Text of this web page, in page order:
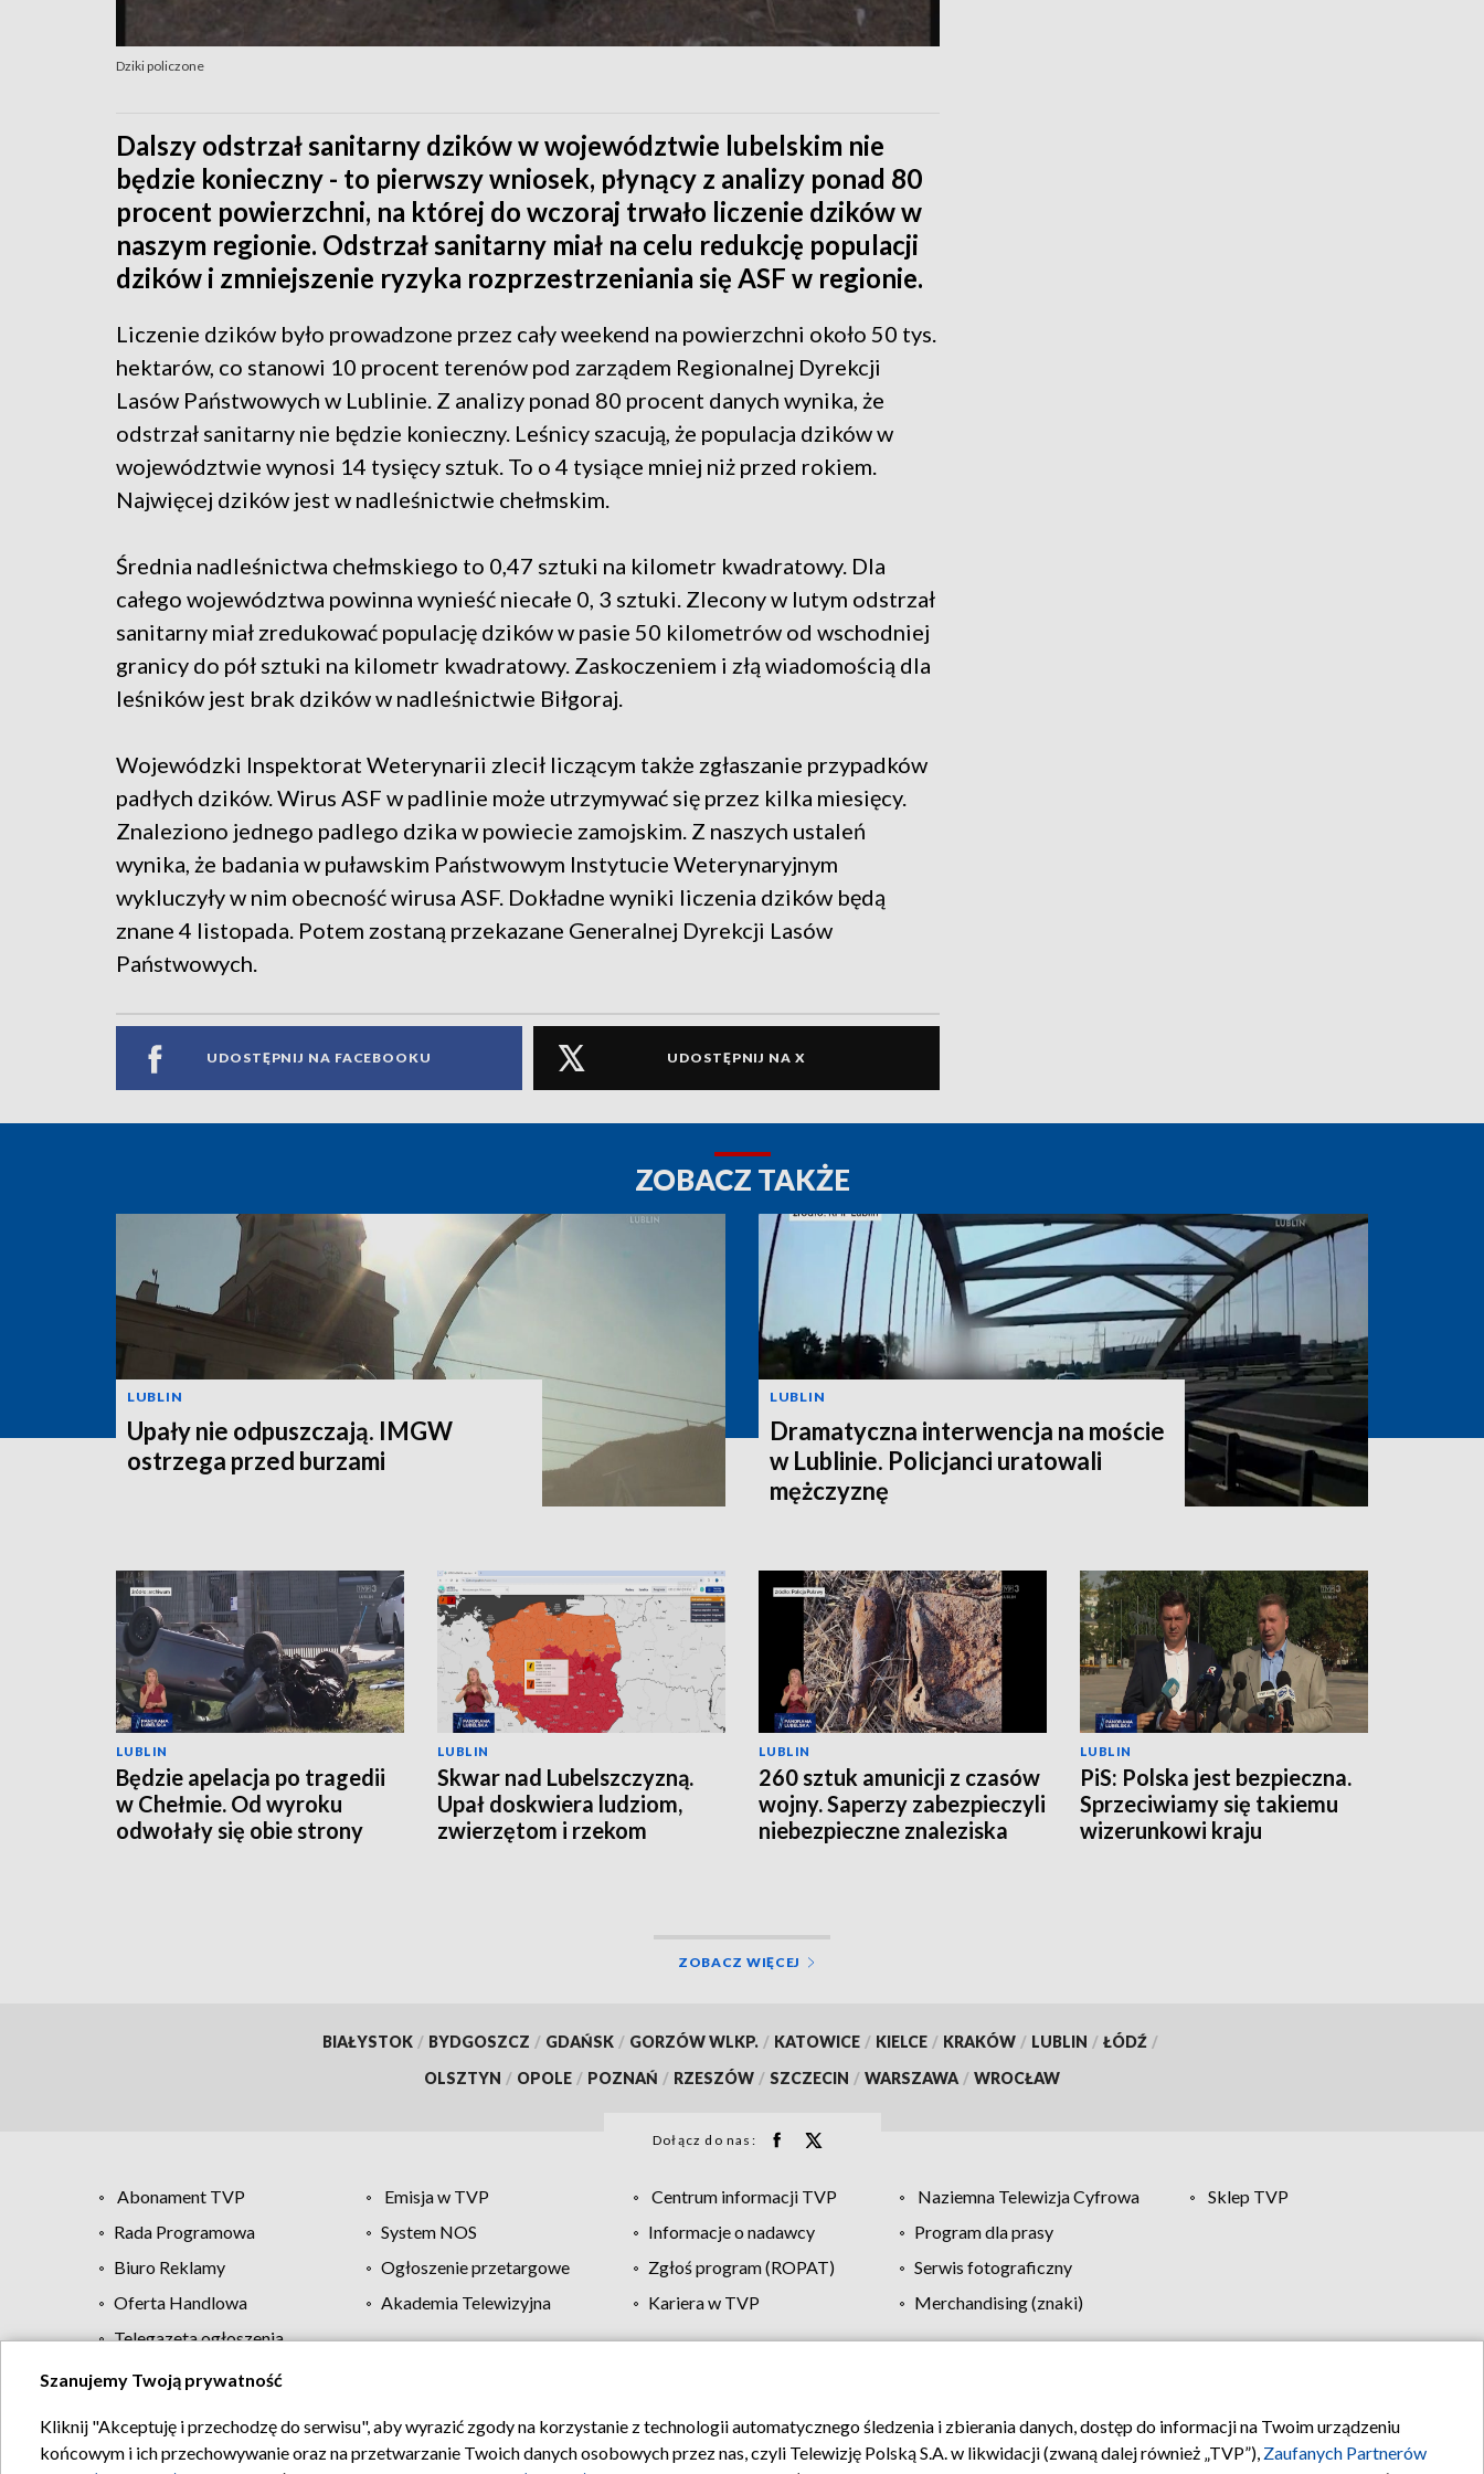
Dziki policzone
Dalszy odstrzał sanitarny dzików w województwie lubelskim nie
będzie konieczny - to pierwszy wniosek, płynący z analizy ponad 80
procent powierzchni, na której do wczoraj trwało liczenie dzików w
naszym regionie. Odstrzał sanitarny miał na celu redukcję populacji
dzików i zmniejszenie ryzyka rozprzestrzeniania się ASF w regionie.
Liczenie dzików było prowadzone przez cały weekend na powierzchni około 50 tys.
hektarów, co stanowi 10 procent terenów pod zarządem Regionalnej Dyrekcji
Lasów Państwowych w Lublinie. Z analizy ponad 80 procent danych wynika, że
odstrzał sanitarny nie będzie konieczny. Leśnicy szacują, że populacja dzików w
województwie wynosi 14 tysięcy sztuk. To o 4 tysiące mniej niż przed rokiem.
Najwięcej dzików jest w nadleśnictwie chełmskim.
Średnia nadleśnictwa chełmskiego to 0,47 sztuki na kilometr kwadratowy. Dla
całego województwa powinna wynieść niecałe 0, 3 sztuki. Zlecony w lutym odstrzał
sanitarny miał zredukować populację dzików w pasie 50 kilometrów od wschodniej
granicy do pół sztuki na kilometr kwadratowy. Zaskoczeniem i złą wiadomością dla
leśników jest brak dzików w nadleśnictwie Biłgoraj.
Wojewódzki Inspektorat Weterynarii zlecił liczącym także zgłaszanie przypadków
padłych dzików. Wirus ASF w padlinie może utrzymywać się przez kilka miesięcy.
Znaleziono jednego padlego dzika w powiecie zamojskim. Z naszych ustaleń
wynika, że badania w puławskim Państwowym Instytucie Weterynaryjnym
wykluczyły w nim obecność wirusa ASF. Dokładne wyniki liczenia dzików będą
znane 4 listopada. Potem zostaną przekazane Generalnej Dyrekcji Lasów
Państwowych.
UDOSTĘPNIJ NA FACEBOOKU UDOSTĘPNIJ NA X
ZOBACZ TAKŻE
LUBLIN
Upały nie odpuszczają. IMGW
ostrzega przed burzami
LUBLIN
Dramatyczna interwencja na moście
w Lublinie. Policjanci uratowali
mężczyznę
LUBLIN
Będzie apelacja po tragedii
w Chełmie. Od wyroku
odwołały się obie strony
LUBLIN
Skwar nad Lubelszczyzną.
Upał doskwiera ludziom,
zwierzętom i rzekom
LUBLIN
260 sztuk amunicji z czasów
wojny. Saperzy zabezpieczyli
niebezpieczne znaleziska
LUBLIN
PiS: Polska jest bezpieczna.
Sprzeciwiamy się takiemu
wizerunkowi kraju
ZOBACZ WIĘCEJ
BIAŁYSTOK / BYDGOSZCZ / GDAŃSK / GORZÓW WLKP. / KATOWICE / KIELCE / KRAKÓW / LUBLIN / ŁÓDŹ /
OLSZTYN / OPOLE / POZNAŃ / RZESZÓW / SZCZECIN / WARSZAWA / WROCŁAW
Dołącz do nas:
Abonament TVP Emisja w TVP Centrum informacji TVP Naziemna Telewizja Cyfrowa
Sklep TVP
Rada Programowa
System NOS Informacje o nadawcy
Program dla prasy
Biuro Reklamy
Ogłoszenie przetargowe Zgłoś program (ROPAT)
Serwis fotograficzny
Oferta Handlowa
Akademia Telewizyjna Kariera w TVP
Merchandising (znaki)
Telegazeta ogłoszenia
Regulamin TVP Polityka prywatności Moje zgody Pomoc Biuro reklamy Kontakt
Szanujemy Twoją prywatność
Kliknij "Akceptuję i przechodzę do serwisu", aby wyrazić zgody na korzystanie z technologii automatycznego śledzenia i zbierania danych, dostęp do informacji na Twoim urządzeniu
końcowym i ich przechowywanie oraz na przetwarzanie Twoich danych osobowych przez nas, czyli Telewizję Polską S.A. w likwidacji (zwaną dalej również „TVP”), Zaufanych Partnerów